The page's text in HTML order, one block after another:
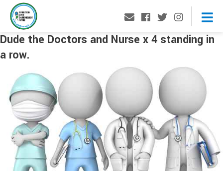
Dude the Doctors and Nurse x 4 standing in
a row.